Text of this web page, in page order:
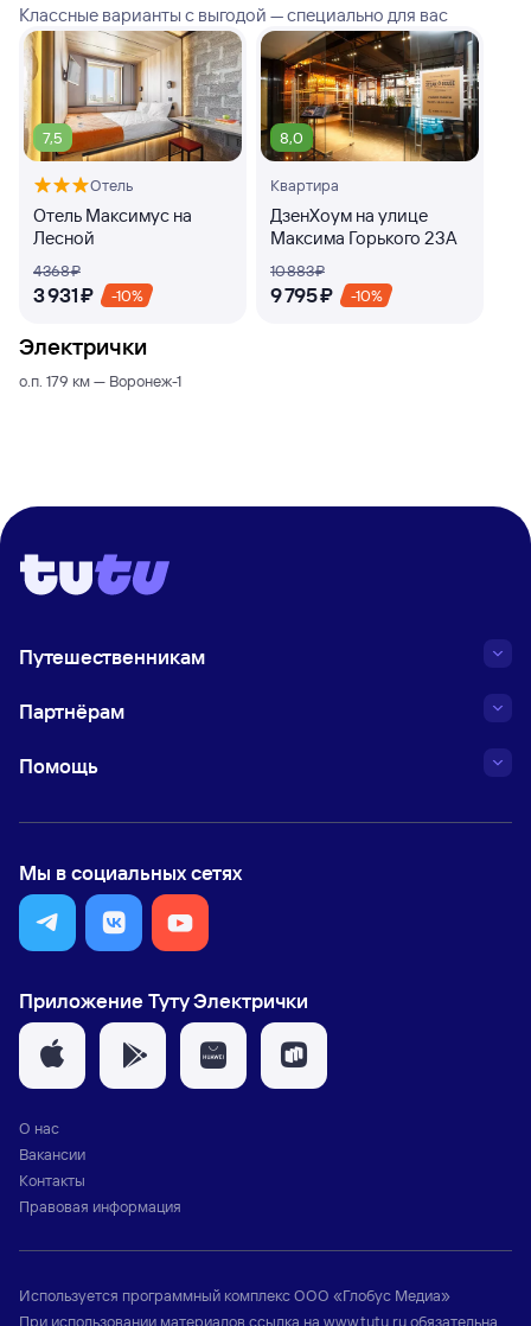
Классные варианты с выгодой — специально для вас
7,5
Отель
Отель Максимус на
Лесной
4 ⁠368 ⁠₽
3 ⁠931 ⁠₽ -10%
8,0
Квартира
ДзенХоум на улице
Максима Горького 23А
10 ⁠883 ⁠₽
9 ⁠795 ⁠₽ -10%
Электрички
о.п. 179 км — Воронеж-1
Путешественникам
Партнёрам
Помощь
Мы в социальных сетях
Приложение Туту Электрички
О нас
Вакансии
Контакты
Правовая информация
Используется программный комплексООО «Глобус Медиа»
При использовании материалов ссылка на www.tutu.ruобязательна